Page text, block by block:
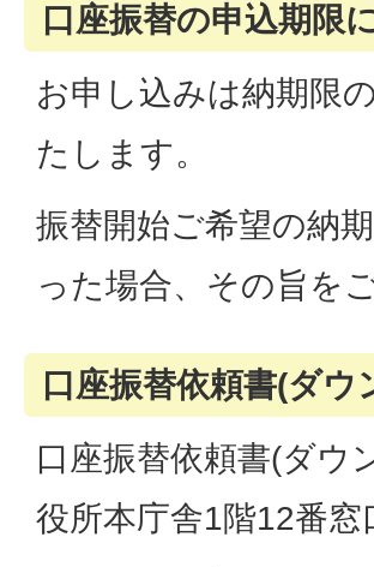
口座振替の申込期限
お申し込みは納期限
たします。
振替開始ご希望の納
った場合、その旨を
口座振替依頼書(ダ
口座振替依頼書(ダウ
役所本庁舎1階12番